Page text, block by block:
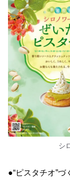
シ
●“ピスタチオ”づ